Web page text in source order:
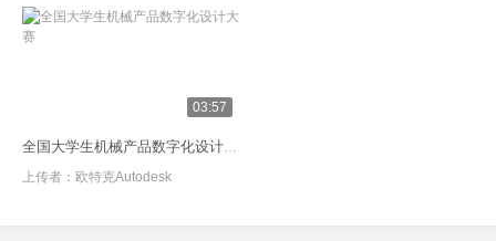
03:57
全国大学生机械产品数字化设计大赛
上传者： 欧特克Autodesk